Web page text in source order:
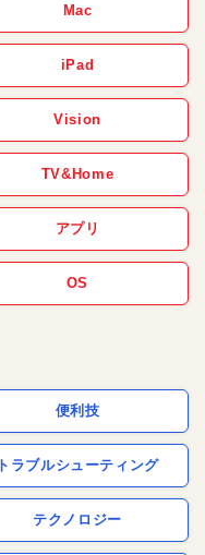
Mac
iPad
Vision
TV&Home
アプリ
OS
便利技
トラブルシューティング
テクノロジー